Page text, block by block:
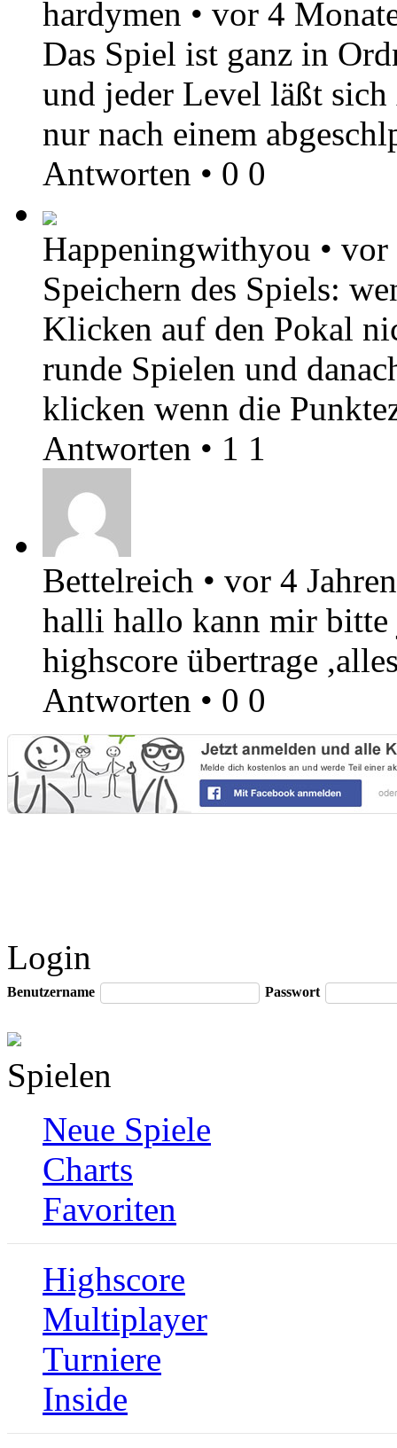
hardymen • vor 4
Das Spiel ist ganz in
und jeder Level läßt
nur nach einem
Antworten • 0 0
Happeningwithyou • vor
Speichern des Spiels:
Klicken auf den Pokal
runde Spielen und
klicken wenn die
Antworten • 1 1
Bettelreich • vor 4 Jahren
halli hallo kann mir bitte
highscore übertrage
Antworten • 0 0
Login
Benutzername Passwort
Spielen
Neue Spiele
Charts
Favoriten
Highscore
Multiplayer
Turniere
Inside